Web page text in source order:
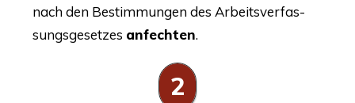
nach den Bestim­mun­gen des Arbeits­ver­fas­
sungs­ge­set­zes anfech­ten.
2